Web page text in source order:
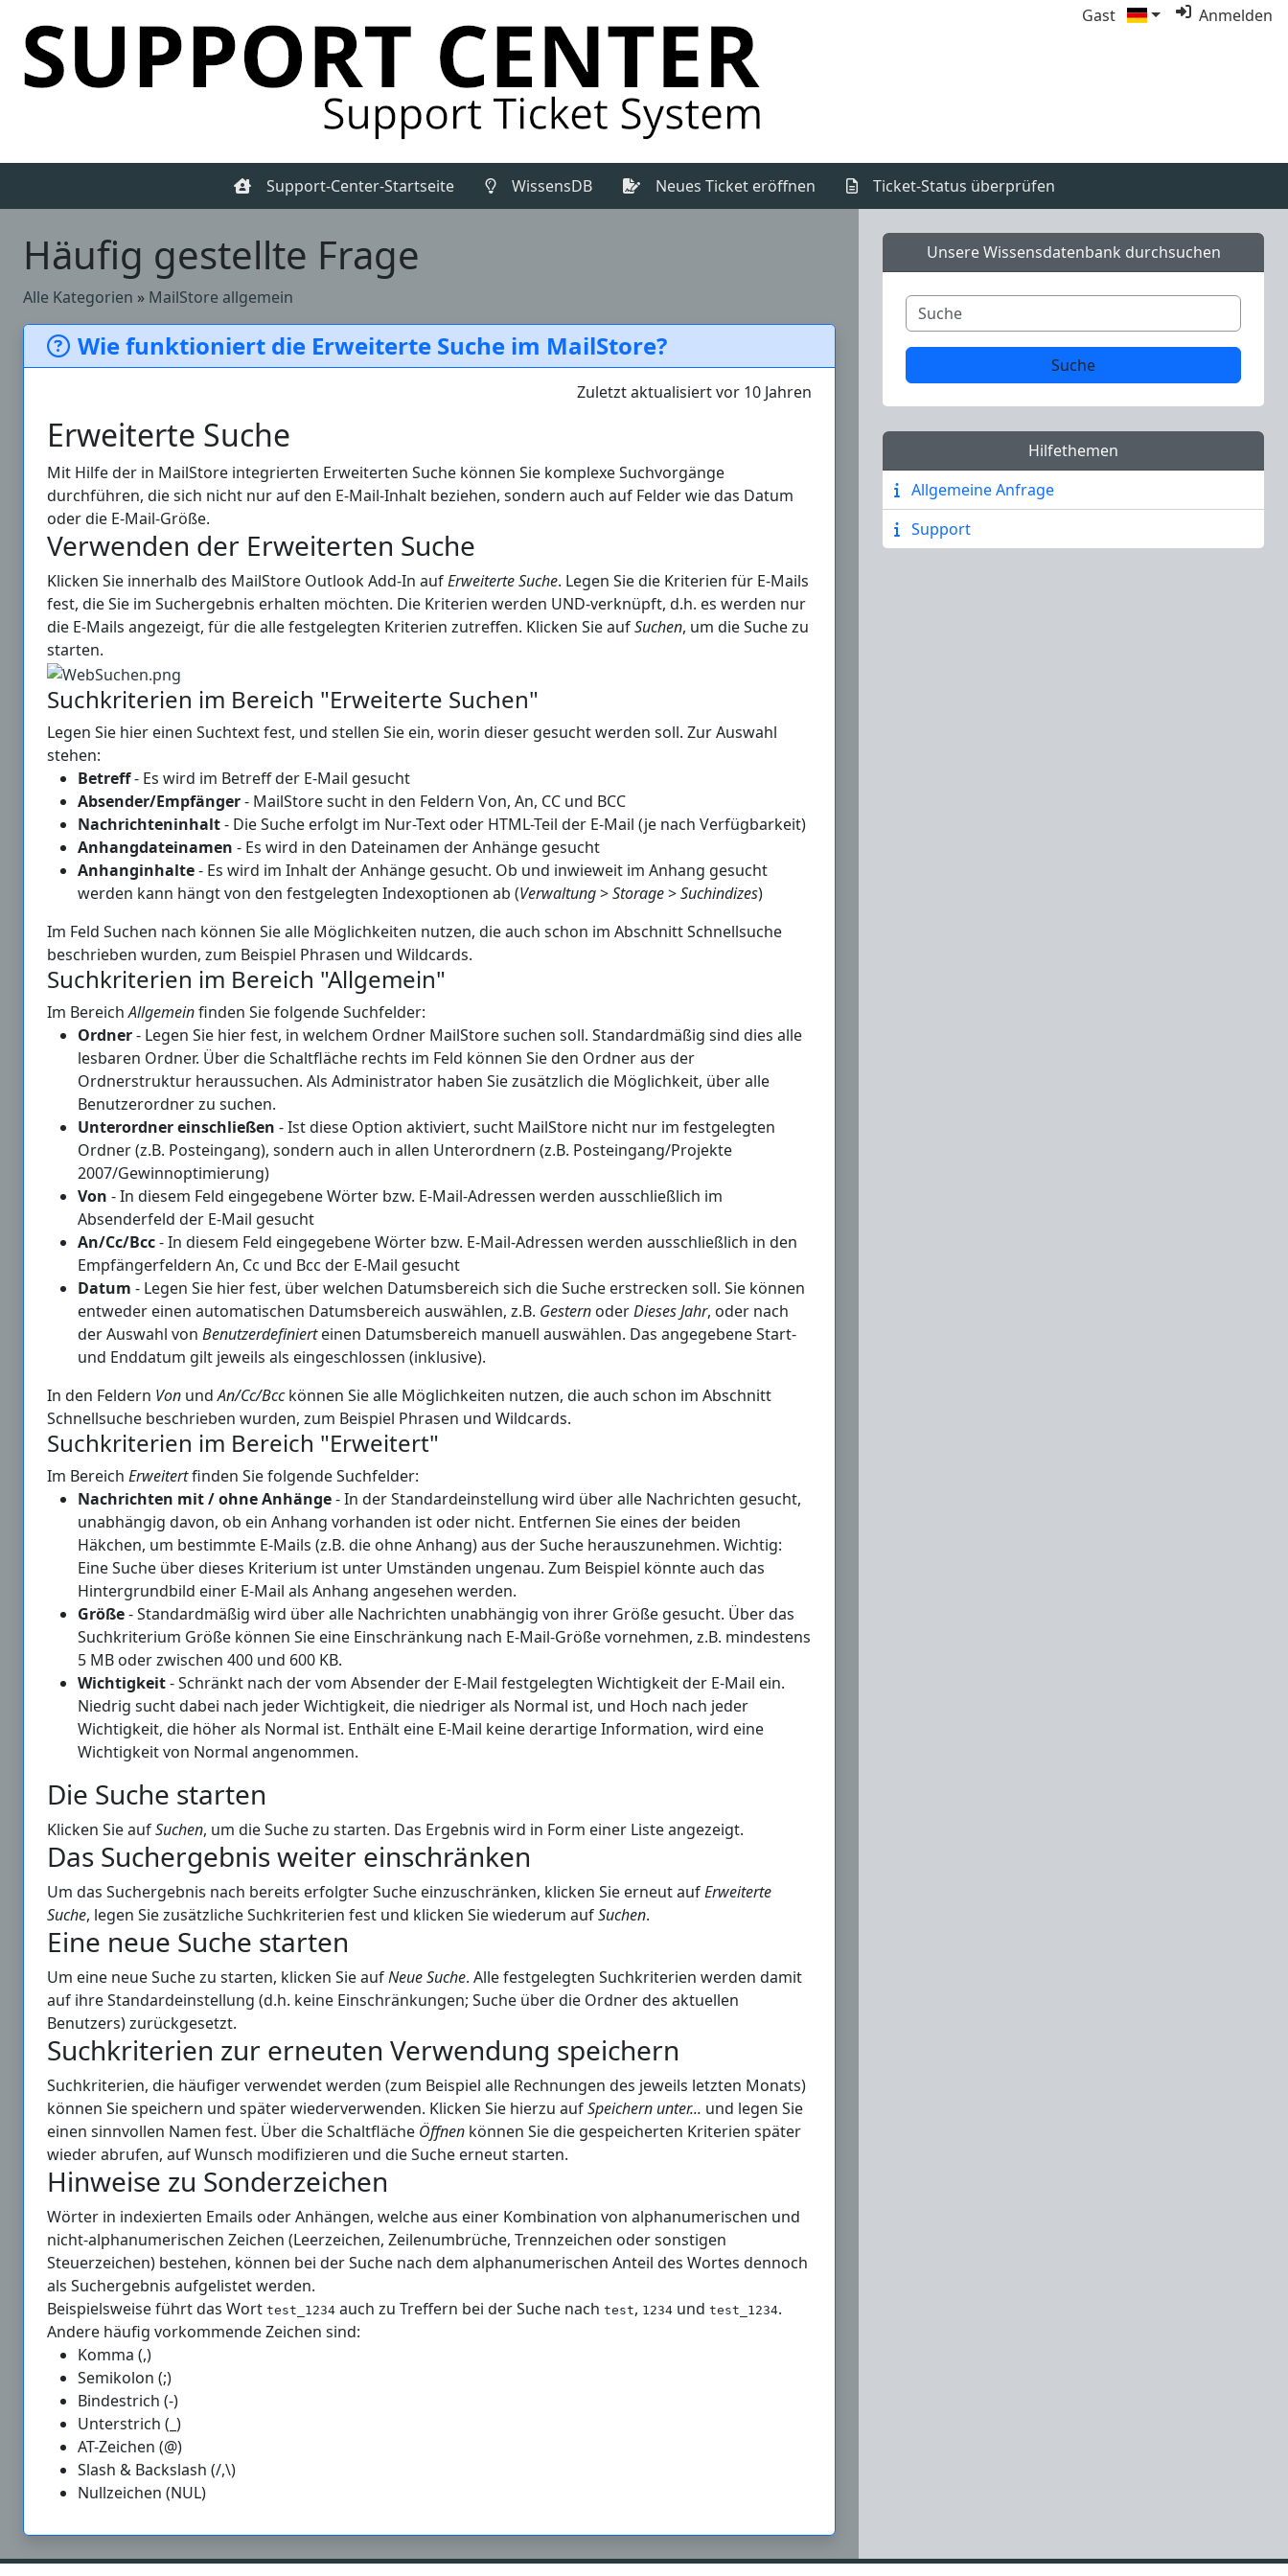
Gast Anmelden
Support-Center-Startseite WissensDB(Aktuell) Neues Ticket eröffnen Ticket-Status überprüfen
Häufig gestellte Frage
Alle Kategorien » MailStore allgemein
Wie funktioniert die Erweiterte Suche im MailStore?
Zuletzt aktualisiert vor 10 Jahren
Erweiterte Suche
Mit Hilfe der in MailStore integrierten Erweiterten Suche können Sie komplexe Suchvorgänge
durchführen, die sich nicht nur auf den E-Mail-Inhalt beziehen, sondern auch auf Felder wie das Datum
oder die E-Mail-Größe.
Verwenden der Erweiterten Suche
Klicken Sie innerhalb des MailStore Outlook Add-In aufErweiterte Suche. Legen Sie die Kriterien für E-Mails
fest, die Sie im Suchergebnis erhalten möchten. Die Kriterien werden UND-verknüpft, d.h. es werden nur
die E-Mails angezeigt, für die alle festgelegten Kriterien zutreffen. Klicken Sie aufSuchen, um die Suche zu
starten.
Suchkriterien im Bereich "Erweiterte Suchen"
Legen Sie hier einen Suchtext fest, und stellen Sie ein, worin dieser gesucht werden soll. Zur Auswahl
stehen:
Betreff- Es wird im Betreff der E-Mail gesucht
Absender/Empfänger- MailStore sucht in den Feldern Von, An, CC und BCC
Nachrichteninhalt- Die Suche erfolgt im Nur-Text oder HTML-Teil der E-Mail (je nach Verfügbarkeit)
Anhangdateinamen - Es wird in den Dateinamen der Anhänge gesucht
Anhanginhalte- Es wird im Inhalt der Anhänge gesucht. Ob und inwieweit im Anhang gesucht
werden kann hängt von den festgelegten Indexoptionen ab (Verwaltung>Storage>Suchindizes)
Im Feld Suchen nach können Sie alle Möglichkeiten nutzen, die auch schon im Abschnitt Schnellsuche
beschrieben wurden, zum Beispiel Phrasen und Wildcards.
Suchkriterien im Bereich "Allgemein"
Im BereichAllgemeinfinden Sie folgende Suchfelder:
Ordner- Legen Sie hier fest, in welchem Ordner MailStore suchen soll. Standardmäßig sind dies alle
lesbaren Ordner. Über die Schaltfläche rechts im Feld können Sie den Ordner aus der
Ordnerstruktur heraussuchen. Als Administrator haben Sie zusätzlich die Möglichkeit, über alle
Benutzerordner zu suchen.
Unterordner einschließen - Ist diese Option aktiviert, sucht MailStore nicht nur im festgelegten
Ordner (z.B. Posteingang), sondern auch in allen Unterordnern (z.B. Posteingang/Projekte
2007/Gewinnoptimierung)
Von - In diesem Feld eingegebene Wörter bzw. E-Mail-Adressen werden ausschließlich im
Absenderfeld der E-Mail gesucht
An/Cc/Bcc- In diesem Feld eingegebene Wörter bzw. E-Mail-Adressen werden ausschließlich in den
Empfängerfeldern An, Cc und Bcc der E-Mail gesucht
Datum - Legen Sie hier fest, über welchen Datumsbereich sich die Suche erstrecken soll. Sie können
entweder einen automatischen Datumsbereich auswählen, z.B. Gestern oderDieses Jahr, oder nach
der Auswahl von Benutzerdefinierteinen Datumsbereich manuell auswählen. Das angegebene Start-
und Enddatum gilt jeweils als eingeschlossen (inklusive).
In den Feldern Von undAn/Cc/Bcckönnen Sie alle Möglichkeiten nutzen, die auch schon im Abschnitt
Schnellsuche beschrieben wurden, zum Beispiel Phrasen und Wildcards.
Suchkriterien im Bereich "Erweitert"
Im Bereich Erweitertfinden Sie folgende Suchfelder:
Nachrichten mit / ohne Anhänge- In der Standardeinstellung wird über alle Nachrichten gesucht,
unabhängig davon, ob ein Anhang vorhanden ist oder nicht. Entfernen Sie eines der beiden
Häkchen, um bestimmte E-Mails (z.B. die ohne Anhang) aus der Suche herauszunehmen. Wichtig:
Eine Suche über dieses Kriterium ist unter Umständen ungenau. Zum Beispiel könnte auch das
Hintergrundbild einer E-Mail als Anhang angesehen werden.
Größe- Standardmäßig wird über alle Nachrichten unabhängig von ihrer Größe gesucht. Über das
Suchkriterium Größe können Sie eine Einschränkung nach E-Mail-Größe vornehmen, z.B. mindestens
5 MB oder zwischen 400 und 600 KB.
Wichtigkeit- Schränkt nach der vom Absender der E-Mail festgelegten Wichtigkeit der E-Mail ein.
Niedrig sucht dabei nach jeder Wichtigkeit, die niedriger als Normal ist, und Hoch nach jeder
Wichtigkeit, die höher als Normal ist. Enthält eine E-Mail keine derartige Information, wird eine
Wichtigkeit von Normal angenommen.
Die Suche starten
Klicken Sie aufSuchen, um die Suche zu starten. Das Ergebnis wird in Form einer Liste angezeigt.
Das Suchergebnis weiter einschränken
Um das Suchergebnis nach bereits erfolgter Suche einzuschränken, klicken Sie erneut aufErweiterte
Suche, legen Sie zusätzliche Suchkriterien fest und klicken Sie wiederum aufSuchen.
Eine neue Suche starten
Um eine neue Suche zu starten, klicken Sie aufNeue Suche. Alle festgelegten Suchkriterien werden damit
auf ihre Standardeinstellung (d.h. keine Einschränkungen; Suche über die Ordner des aktuellen
Benutzers) zurückgesetzt.
Suchkriterien zur erneuten Verwendung speichern
Suchkriterien, die häufiger verwendet werden (zum Beispiel alle Rechnungen des jeweils letzten Monats)
können Sie speichern und später wiederverwenden. Klicken Sie hierzu aufSpeichern unter... und legen Sie
einen sinnvollen Namen fest. Über die Schaltfläche Öffnen können Sie die gespeicherten Kriterien später
wieder abrufen, auf Wunsch modifizieren und die Suche erneut starten.
Hinweise zu Sonderzeichen
Wörter in indexierten Emails oder Anhängen, welche aus einer Kombination von alphanumerischen und
nicht-alphanumerischen Zeichen (Leerzeichen, Zeilenumbrüche, Trennzeichen oder sonstigen
Steuerzeichen) bestehen, können bei der Suche nach dem alphanumerischen Anteil des Wortes dennoch
als Suchergebnis aufgelistet werden.
Beispielsweise führt das Wort test_1234 auch zu Treffern bei der Suche nach test, 1234 und test_1234.
Andere häufig vorkommende Zeichen sind:
Komma (,)
Semikolon (;)
Bindestrich (-)
Unterstrich (_)
AT-Zeichen (@)
Slash & Backslash (/,\)
Nullzeichen (NUL)
Unsere Wissensdatenbank durchsuchen
Hilfethemen
Allgemeine Anfrage
Support